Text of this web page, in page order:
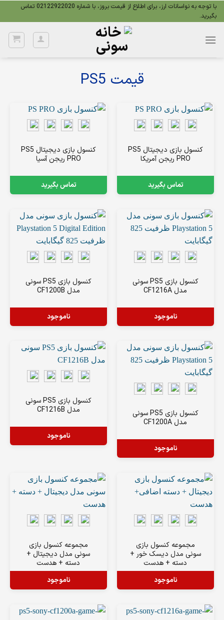
Skip
با توجه به نواسانات ارز، برای اطلاع از قیمت بروز، با شماره 02122922020 تماس
بگیرید.
قیمت PS5
کنسول بازی دیجیتال PS5
PRO ریجن آمریکا
تماس بگیرید
کنسول بازی دیجیتال PS5
PRO ریجن آسیا
تماس بگیرید
کنسول بازی PS5 سونی
مدل CF1216A
ناموجود
کنسول بازی PS5 سونی
مدل CF1200B
ناموجود
کنسول بازی PS5 سونی
مدل CF1200A
ناموجود
کنسول بازی PS5 سونی
مدل CF1216B
ناموجود
مجموعه کنسول بازی
سونی مدل دیسک خور +
دسته + هدست
ناموجود
مجموعه کنسول بازی
سونی مدل دیجیتال +
دسته + هدست
ناموجود